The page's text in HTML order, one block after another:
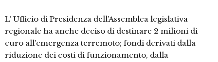
L’ Ufficio di Presidenza dell’Assemblea legislativa
regionale ha anche deciso di destinare 2 milioni di
euro all’emergenza terremoto; fondi derivati dalla
riduzione dei costi di funzionamento, dalla